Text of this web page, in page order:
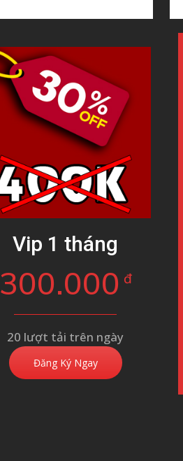
Vip 1 tháng
300.000 đ
20 lượt tải trên ngày
Đăng Ký Ngay